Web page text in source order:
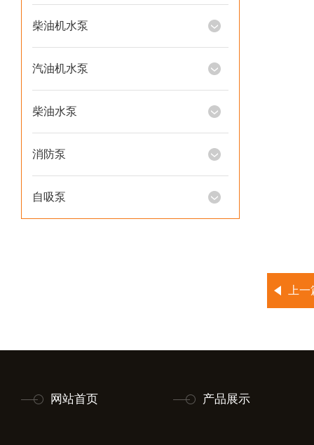
柴油机水泵
汽油机水泵
柴油水泵
消防泵
自吸泵
上
网站首页 产品展示